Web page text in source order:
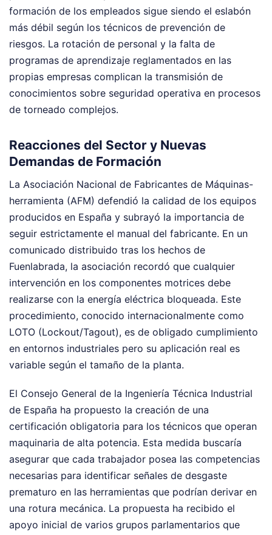
formación de los empleados sigue siendo el eslabón
más débil según los técnicos de prevención de
riesgos. La rotación de personal y la falta de
programas de aprendizaje reglamentados en las
propias empresas complican la transmisión de
conocimientos sobre seguridad operativa en procesos
de torneado complejos.
Reacciones del Sector y Nuevas
Demandas de Formación
La Asociación Nacional de Fabricantes de Máquinas-
herramienta (AFM) defendió la calidad de los equipos
producidos en España y subrayó la importancia de
seguir estrictamente el manual del fabricante. En un
comunicado distribuido tras los hechos de
Fuenlabrada, la asociación recordó que cualquier
intervención en los componentes motrices debe
realizarse con la energía eléctrica bloqueada. Este
procedimiento, conocido internacionalmente como
LOTO (Lockout/Tagout), es de obligado cumplimiento
en entornos industriales pero su aplicación real es
variable según el tamaño de la planta.
El Consejo General de la Ingeniería Técnica Industrial
de España ha propuesto la creación de una
certificación obligatoria para los técnicos que operan
maquinaria de alta potencia. Esta medida buscaría
asegurar que cada trabajador posea las competencias
necesarias para identificar señales de desgaste
prematuro en las herramientas que podrían derivar en
una rotura mecánica. La propuesta ha recibido el
apoyo inicial de varios grupos parlamentarios que